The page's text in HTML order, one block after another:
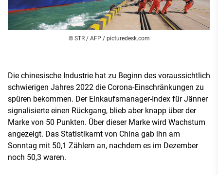
© STR / AFP / picturedesk.com
Die chinesische Industrie hat zu Beginn des voraussichtlich
schwierigen Jahres 2022 die Corona-Einschränkungen zu
spüren bekommen. Der Einkaufsmanager-Index für Jänner
signalisierte einen Rückgang, blieb aber knapp über der
Marke von 50 Punkten. Über dieser Marke wird Wachstum
angezeigt. Das Statistikamt von China gab ihn am
Sonntag mit 50,1 Zählern an, nachdem es im Dezember
noch 50,3 waren.